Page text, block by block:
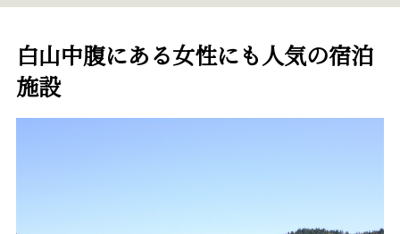
白山中腹にある女性にも人気の宿泊
施設